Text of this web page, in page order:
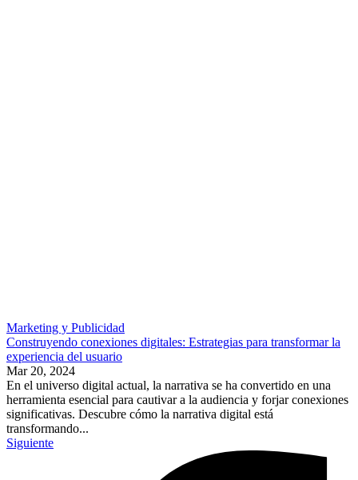
Marketing y Publicidad
Construyendo conexiones digitales: Estrategias para transformar la
experiencia del usuario
Mar 20, 2024
En el universo digital actual, la narrativa se ha convertido en una
herramienta esencial para cautivar a la audiencia y forjar conexiones
significativas. Descubre cómo la narrativa digital está
transformando...
Siguiente